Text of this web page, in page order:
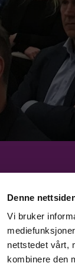
Denne
Vi bruker
nettstedet vårt,
kombinere den